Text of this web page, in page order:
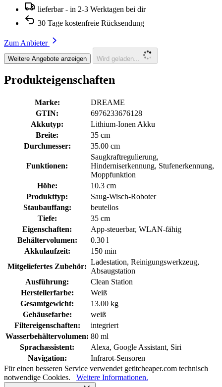
lieferbar - in 2-3 Werktagen bei dir
30 Tage kostenfreie Rücksendung
Zum Anbieter
Weitere Angebote anzeigen Wird geladen...
Produkteigenschaften
Marke:
DREAME
GTIN:
6976233676128
Akkutyp:
Lithium-Ionen Akku
Breite:
35 cm
Durchmesser:
35.00 cm
Funktionen:
Saugkraftregulierung,
Hinderniserkennung, Stufenerkennung,
Moppfunktion
Höhe:
10.3 cm
Produkttyp:
Saug-Wisch-Roboter
Staubauffang:
beutellos
Tiefe:
35 cm
Eigenschaften:
App-steuerbar, WLAN-fähig
Behältervolumen:
0.30 l
Akkulaufzeit:
150 min
Mitgeliefertes Zubehör:
Ladestation, Reinigungswerkzeug,
Absaugstation
Ausführung:
Clean Station
Herstellerfarbe:
Weiß
Gesamtgewicht:
13.00 kg
Gehäusefarbe:
weiß
Filtereigenschaften:
integriert
Wasserbehältervolumen: 80 ml
Sprachassistent:
Alexa, Google Assistant, Siri
Navigation:
Infrarot-Sensoren
Für einen besseren Service verwendet getitcheaper.com technisch
notwendige Cookies.
Weitere Informationen.